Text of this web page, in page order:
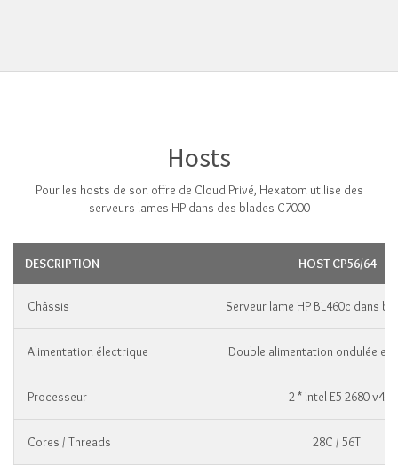
Hosts
Pour les hosts de son offre de Cloud Privé, Hexatom utilise des
serveurs lames HP dans des blades C7000
DESCRIPTION HOST CP56/64
Châssis Serveur lame HP BL460c dans
Alimentation électrique Double alimentation ondulée et
Processeur 2 * Intel E5-2680 v4
Cores / Threads 28C / 56T